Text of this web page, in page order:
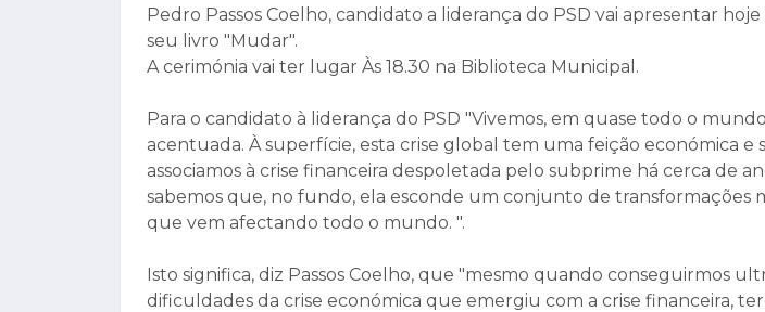
Pedro Passos Coelho, candidato a liderança do PSD vai apresentar hoje
seu livro "Mudar".
A cerimónia vai ter lugar Às 18.30 na Biblioteca Municipal.
Para o candidato à liderança do PSD "Vivemos, em quase todo o
acentuada. À superfície, esta crise global tem uma feição económica e
associamos à crise financeira despoletada pelo subprime há cerca de
sabemos que, no fundo, ela esconde um conjunto de transformações
que vem afectando todo o mundo. ".
Isto significa, diz Passos Coelho, que "mesmo quando conseguirmos
dificuldades da crise económica que emergiu com a crise financeira,